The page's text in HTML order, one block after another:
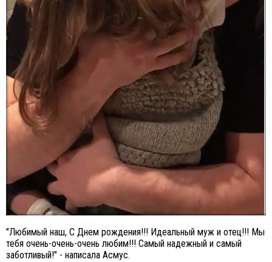
"Любимый наш, С Днем рождения!!! Идеальный муж и отец!!! Мы
тебя очень-очень-очень любим!!! Самый надежный и самый
заботливый!" - написала Асмус.